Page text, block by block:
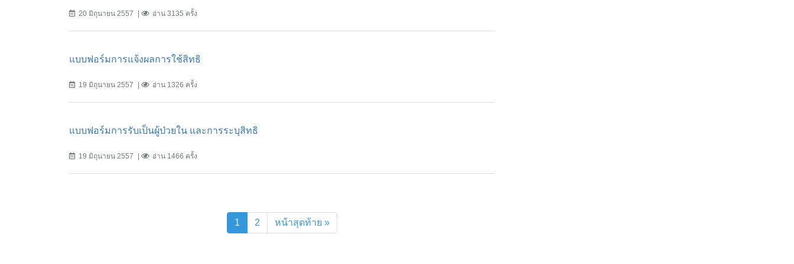
20 มิถุนายน 2557 อ่าน 3135 ครั้ง
แบบฟอร์มการแจ้งผลการใช้สิทธิ
19 มิถุนายน 2557 อ่าน 1326 ครั้ง
แบบฟอร์มการรับเป็นผู้ป่วยใน และการระบุสิทธิ
19 มิถุนายน 2557 อ่าน 1466 ครั้ง
1 (current)
2 หน้าสุดท้าย »